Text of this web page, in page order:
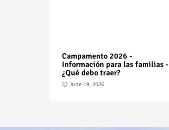
Campamento 2026 -
Información para las familias -
¿Qué debo traer?
June 18, 2026